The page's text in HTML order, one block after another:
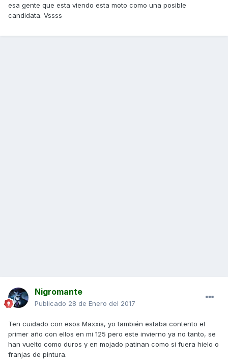
esa gente que esta viendo esta moto como una posible
candidata. Vssss
Nigromante
Publicado 28 de Enero del 2017
Ten cuidado con esos Maxxis, yo también estaba contento el
primer año con ellos en mi 125 pero este invierno ya no tanto, se
han vuelto como duros y en mojado patinan como si fuera hielo o
franjas de pintura.